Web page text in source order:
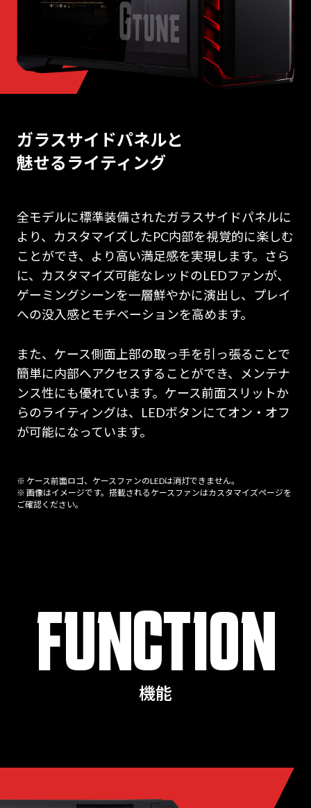
ガラスサイドパネルと
魅せるライティング
全モデルに標準装備されたガラスサイドパネルに
より、カスタマイズしたPC内部を視覚的に楽しむ
ことができ、より高い満足感を実現します。さら
に、カスタマイズ可能なレッドのLEDファンが、
ゲーミングシーンを一層鮮やかに演出し、プレイ
への没入感とモチベーションを高めます。
また、ケース側面上部の取っ手を引っ張ることで
簡単に内部へアクセスすることができ、メンテナ
ンス性にも優れています。ケース前面スリットか
らのライティングは、LEDボタンにてオン・オフ
が可能になっています。
※ ケース前面ロゴ、ケースファンのLEDは消灯できません。
※ 画像はイメージです。搭載されるケースファンはカスタマイズページを
ご確認ください。
FUNCTION
機能